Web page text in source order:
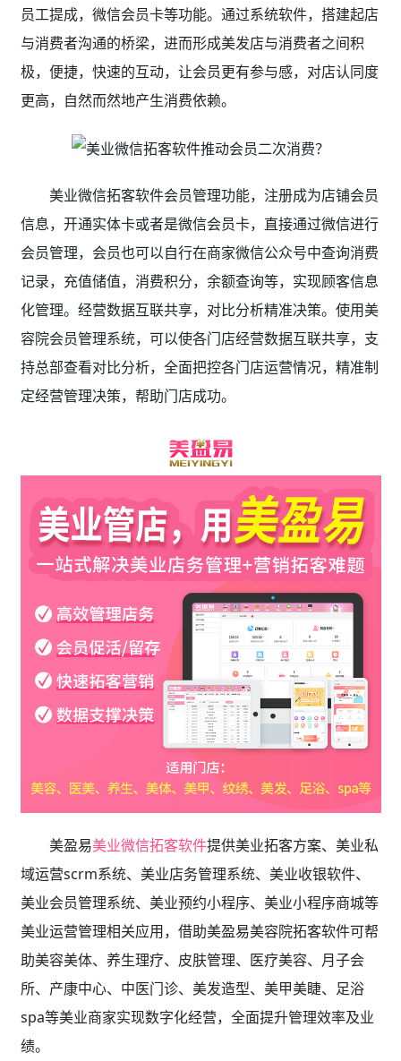
员工提成，微信会员卡等功能。通过系统软件，搭建起店
与消费者沟通的桥梁，进而形成美发店与消费者之间积
极，便捷，快速的互动，让会员更有参与感，对店认同度
更高，自然而然地产生消费依赖。
美业微信拓客软件会员管理功能，注册成为店铺会员
信息，开通实体卡或者是微信会员卡，直接通过微信进行
会员管理，会员也可以自行在商家微信公众号中查询消费
记录，充值储值，消费积分，余额查询等，实现顾客信息
化管理。经营数据互联共享，对比分析精准决策。使用美
容院会员管理系统，可以使各门店经营数据互联共享，支
持总部查看对比分析，全面把控各门店运营情况，精准制
定经营管理决策，帮助门店成功。
美盈易美业微信拓客软件提供美业拓客方案、美业私
域运营scrm系统、 美业店务管理系统、美业收银软件、
美业会员管理系统、美业预约小程序、美业小程序商城等
美业运营管理相关应用，借助美盈易美容院拓客软件可帮
助美容美体、养生理疗、皮肤管理、医疗美容、月子会
所、产康中心、中医门诊、美发造型、美甲美睫、足浴
spa等美业商家实现数字化经营，全面提升管理效率及业
绩。